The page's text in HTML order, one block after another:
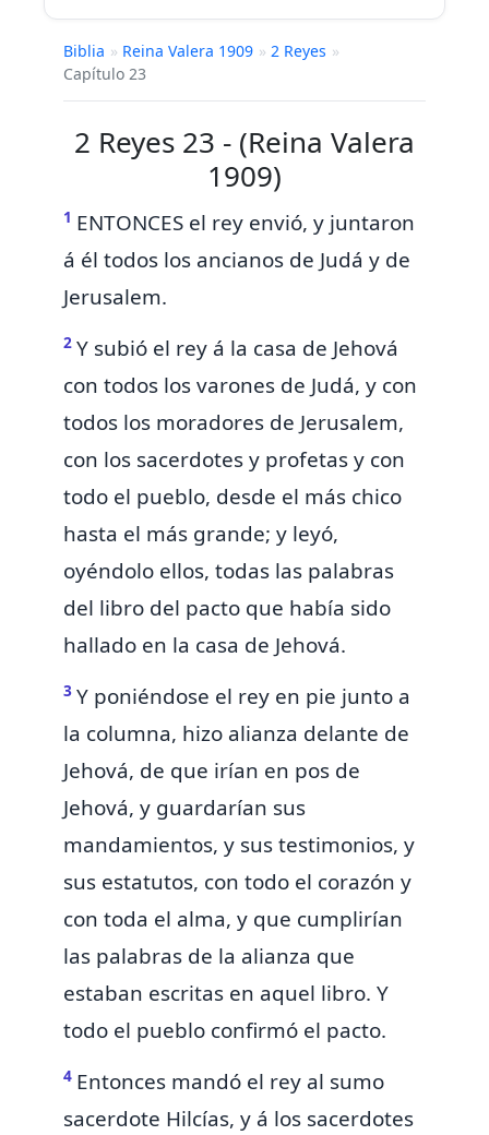
Biblia » Reina Valera 1909 » 2 Reyes »
Capítulo 23
2 Reyes 23 - (Reina Valera
1909)
1 ENTONCES el rey envió, y juntaron
á él todos los ancianos de Judá y de
Jerusalem.
2 Y subió el rey á la casa de Jehová
con todos los varones de Judá, y con
todos los moradores de Jerusalem,
con los sacerdotes y profetas y con
todo el pueblo, desde el más chico
hasta el más grande; y leyó,
oyéndolo ellos, todas las palabras
del libro del pacto que había sido
hallado en la casa de Jehová.
3 Y poniéndose el rey en pie junto a
la columna, hizo alianza delante de
Jehová, de que irían en pos de
Jehová, y guardarían sus
mandamientos, y sus testimonios, y
sus estatutos, con todo el corazón y
con toda el alma, y que cumplirían
las palabras de la alianza que
estaban escritas en aquel libro. Y
todo el pueblo confirmó el pacto.
4 Entonces mandó el rey al sumo
sacerdote Hilcías, y á los sacerdotes